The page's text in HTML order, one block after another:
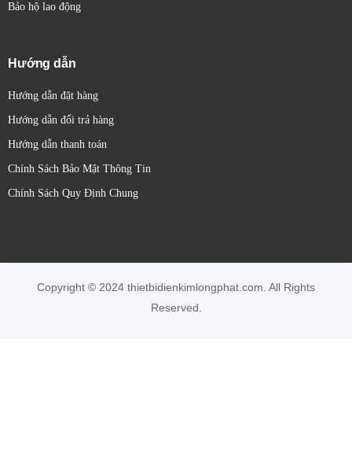
Bảo hộ lao động
Hướng dẫn
Hướng dẫn đặt hàng
Hướng dẫn đổi trả hàng
Hướng dẫn thanh toán
Chính Sách Bảo Mật Thông Tin
Chính Sách Quy Định Chung
Copyright © 2024 thietbidienkimlongphat.com. All Rights
Reserved.